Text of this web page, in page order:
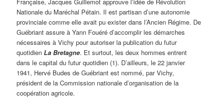
Nationale du Maréchal Pétain. Il est partisan d’une autonomie
provinciale comme elle avait pu exister dans l’Ancien Régime. De
Guébriant assure à Yann Fouéré d’accomplir les démarches
nécessaires à Vichy pour autoriser la publication du futur
quotidienLa Bretagne. Et surtout, les deux hommes entrent
dans le capital du futur quotidien (1). D’ailleurs, le 22 janvier
1941, Hervé Budes de Guébriant est nommé, par Vichy,
président de la Commission nationale d’organisation de la
coopération agricole.